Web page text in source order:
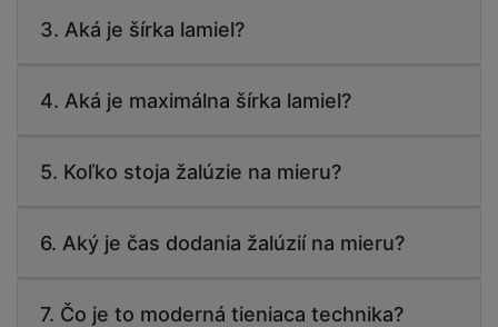
3. Aká je šírka lamiel?
4. Aká je maximálna šírka lamiel?
5. Koľko stoja žalúzie na mieru?
6. Aký je čas dodania žalúzií na mieru?
7. Čo je to moderná tieniaca technika?